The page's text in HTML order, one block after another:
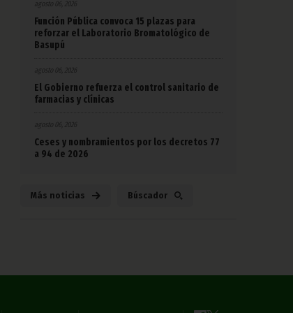
agosto 06, 2026
Función Pública convoca 15 plazas para
reforzar el Laboratorio Bromatológico de
Basupú
agosto 06, 2026
El Gobierno refuerza el control sanitario de
farmacias y clínicas
agosto 06, 2026
Ceses y nombramientos por los decretos 77
a 94 de 2026
Más noticias Búscador